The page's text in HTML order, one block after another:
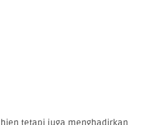
tetapi juga menghadirkan